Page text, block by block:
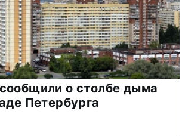
о столбе дыма
Петербурга